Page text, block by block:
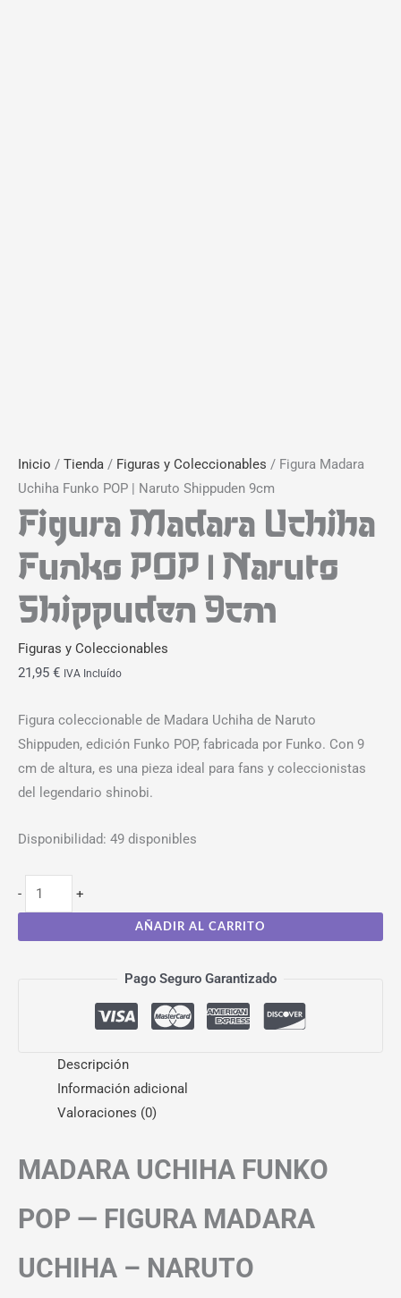
Inicio / Tienda / Figuras y Coleccionables / Figura Madara
Uchiha Funko POP | Naruto Shippuden 9cm
Figura Madara Uchiha
Funko POP | Naruto
Shippuden 9cm
Figuras y Coleccionables
21,95 € IVA Incluído
Figura coleccionable de Madara Uchiha de Naruto
Shippuden, edición Funko POP, fabricada por Funko. Con 9
cm de altura, es una pieza ideal para fans y coleccionistas
del legendario shinobi.
Disponibilidad: 49 disponibles
- +
AÑADIR AL CARRITO
Pago Seguro Garantizado
Descripción
Información adicional
Valoraciones (0)
MADARA UCHIHA FUNKO
POP — FIGURA MADARA
UCHIHA – NARUTO